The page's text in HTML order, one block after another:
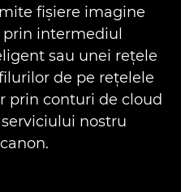
fişiere imagine
intermediul
sau unei reţele
de pe reţelele
prin conturi de cloud
nostru